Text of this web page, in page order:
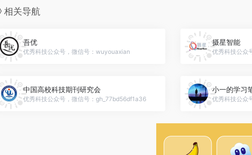
相关导航
吾优
优秀科技公众号，微信号：wuyouaxian
摄星智能
优秀科技公众
中国高校科技期刊研究会
优秀科技公众号，微信号：gh_77bd56df1a36
小一的学习
优秀科技公众